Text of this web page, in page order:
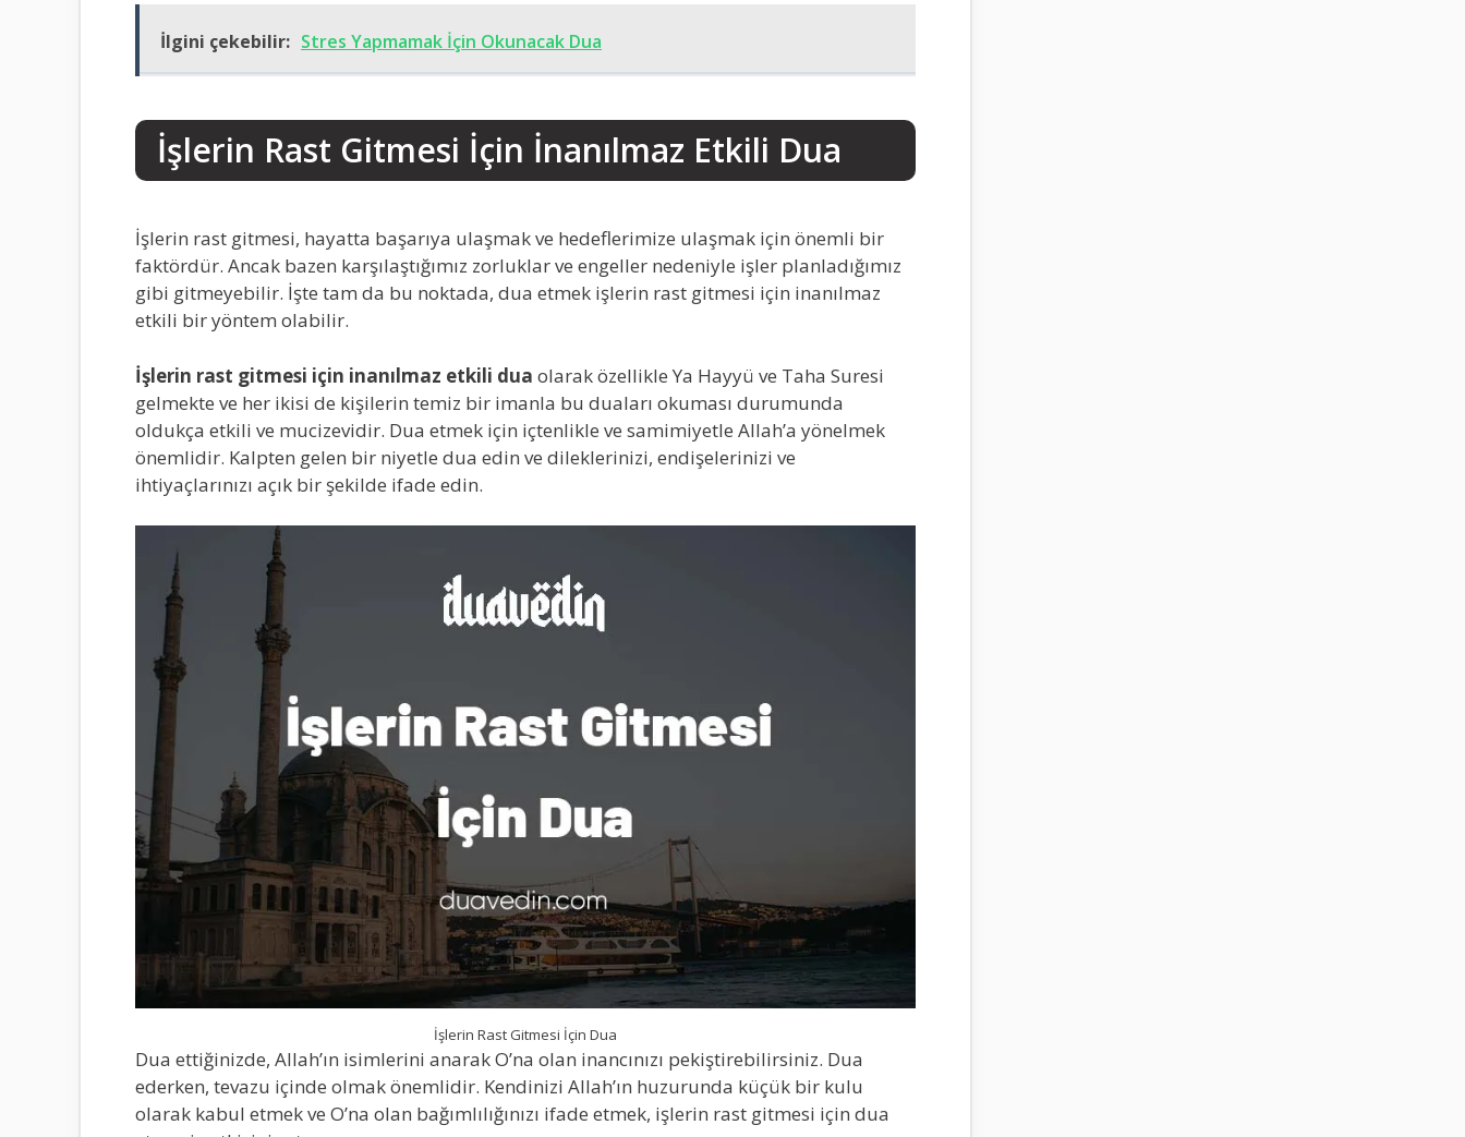
İlgini çekebilir: Stres Yapmamak İçin Okunacak Dua
İşlerin Rast Gitmesi İçin İnanılmaz Etkili Dua
İşlerin rast gitmesi, hayatta başarıya ulaşmak ve hedeflerimize ulaşmak için önemli bir
faktördür. Ancak bazen karşılaştığımız zorluklar ve engeller nedeniyle işler planladığımız
gibi gitmeyebilir. İşte tam da bu noktada, dua etmek işlerin rast gitmesi için inanılmaz
etkili bir yöntem olabilir.
İşlerin rast gitmesi için inanılmaz etkili dua olarak özellikle Ya Hayyü ve Taha Suresi
gelmekte ve her ikisi de kişilerin temiz bir imanla bu duaları okuması durumunda
oldukça etkili ve mucizevidir. Dua etmek için içtenlikle ve samimiyetle Allah’a yönelmek
önemlidir. Kalpten gelen bir niyetle dua edin ve dileklerinizi, endişelerinizi ve
ihtiyaçlarınızı açık bir şekilde ifade edin.
İşlerin Rast Gitmesi İçin Dua
Dua ettiğinizde, Allah’ın isimlerini anarak O’na olan inancınızı pekiştirebilirsiniz. Dua
ederken, tevazu içinde olmak önemlidir. Kendinizi Allah’ın huzurunda küçük bir kulu
olarak kabul etmek ve O’na olan bağımlılığınızı ifade etmek, işlerin rast gitmesi için dua